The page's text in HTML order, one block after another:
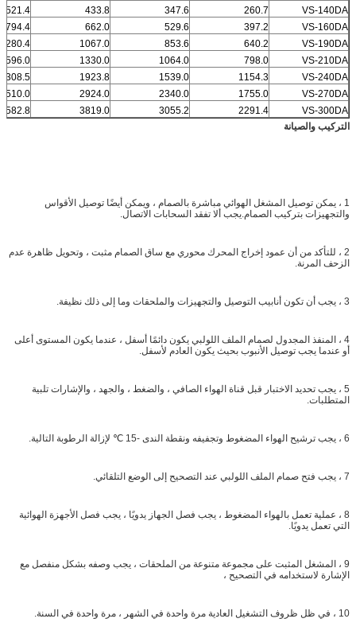
VS-140DA
260.7
347.6
433.8
521.4
VS-160DA
397.2
529.6
662.0
794.4
VS-190DA
640.2
853.6
1067.0
1280.4
VS-210DA
798.0
1064.0
1330.0
1596.0
VS-240DA
1154.3
1539.0
1923.8
2308.5
VS-270DA
1755.0
2340.0
2924.0
3510.0
VS-300DA
2291.4
3055.2
3819.0
4582.8
التركيب والصيانة
1 ، يمكن توصيل المشغل الهوائي مباشرة بالصمام ، ويمكن أيضًا توصيل الأقواس
والتجهيزات بتركيب الصمام.يجب ألا تفقد السحابات الاتصال.
2 ، للتأكد من أن عمود إخراج المحرك محوري مع ساق الصمام مثبت ، وتحويل ظاهرة عدم
الزحف المرنة.
3 ، يجب أن تكون أنابيب التوصيل والتجهيزات والملحقات وما إلى ذلك نظيفة.
4 ، المنفذ المجدول لصمام الملف اللولبي يكون دائمًا أسفل ، عندما يكون المستوى أعلى
أو عندما يجب توصيل الأنبوب بحيث يكون العادم لأسفل.
5 ، يجب تحديد الاختبار قبل قناة الهواء الصافي ، والضغط ، والجهد ، والإشارات تلبية
المتطلبات.
6 ، يجب ترشيح الهواء المضغوط وتجفيفه ونقطة الندى -15 ℃ لإزالة الرطوبة التالية.
7 ، يجب فتح صمام الملف اللولبي عند التصحيح إلى الوضع التلقائي.
8 ، عملية تعمل بالهواء المضغوط ، يجب فصل الجهاز يدويًا ، يجب فصل الأجهزة الهوائية
التي تعمل يدويًا.
9 ، المشغل المثبت على مجموعة متنوعة من الملحقات ، يجب وصفه بشكل منفصل مع
الإشارة لاستخدامه في التصحيح ،
10 ، في ظل ظروف التشغيل العادية مرة واحدة في الشهر ، مرة واحدة في السنة.